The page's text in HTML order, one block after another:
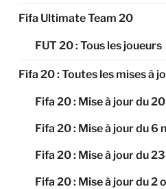
Fifa Ultimate Team 20
FUT 20 : Tous les joueurs
Fifa 20 : Toutes les mises à
Fifa 20 : Mise à jour du
Fifa 20 : Mise à jour du 6
Fifa 20 : Mise à jour du
Fifa 20 : Mise à jour du 2